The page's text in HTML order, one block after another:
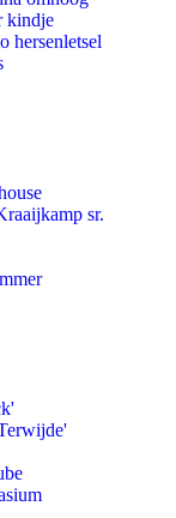
kindje
hersenletsel
sr.